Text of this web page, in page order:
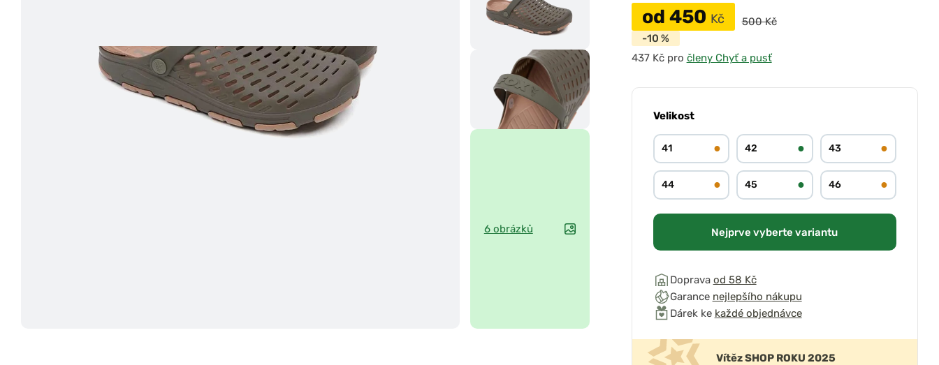
6 obrázků
od 450 Kč
500 Kč
-10 %
pro členy Chyť a pusť
Velikost
41 ● 42 ● 43 ●
44 ● 45 ● 46 ●
Nejprve vyberte variantu
Doprava od 58 Kč
Garance nejlepšího nákupu
Dárek ke každé objednávce
Vítěz SHOP ROKU 2025